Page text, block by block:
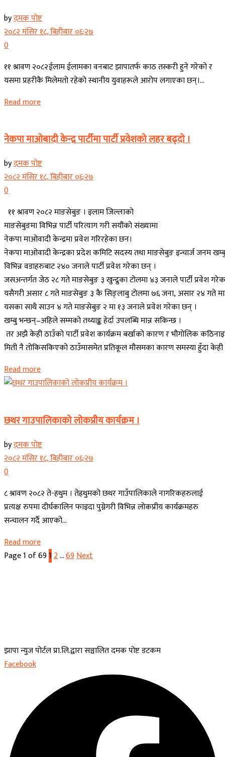
byदमक पोष्ट
२०८२ मंसिर १८, बिहीबार ०६:२७
0
११ श्रावण २०८२ईलाम ईलामका वनबाट झापातर्फ काठ तस्करी हुने गरेको र
यसमा प्रहरीकै मिलेमतो रहेको स्थानीय युवाहरूले आरोप लगाएका छन्।...
Read more
नेकपा माओबादी केन्द्र पार्टीमा पार्टी प्रवेशको लहर बढ्दो ।
byदमक पोष्ट
२०८२ मंसिर १८, बिहीबार ०६:२७
0
११ श्रावण २०८२ माङसेबुङ । इलाम जिल्लाको
माङसेबुङमा विभिन्न पार्टी परित्याग गरी सयौंको संख्यामा
नेकपा माओवादी केन्द्रमा प्रवेश गरिरहेका छन।
नेकपा माओवादी केन्द्रका प्रदेश कमिटि सदस्य तथा माङसेबुङ इन्चार्ज जनम
विभिन्न वडाहरुबाट २४० जनाले पार्टी प्रवेश गरेका छन् ।
जसअन्तर्गत जेठ २८ गते माङसेबुङ ३ खुन्द्रुका टोलमा ४३ जनाले पार्टी प्रवेश
यसैगरी असार ८ गते माङसेबुङ ३ कै सिङ्लाबु टोलमा ७६ जना, असार २४ गते
यसका साथै साउन ४ गते माङसेबुङ २ मा १३ जनाले प्रवेश गरेका छन् ।
खम्बु भन्छन्–अहिले सम्मको तथ्याङ्क हेर्दा उपलब्धि मान्न सकिन्छ ।
तर अझै केही ठाउँको पार्टी प्रवेश कार्यक्रम बर्खाको कारण र भौगोलिक
मिती नै तोकिसकिएको ठाउँमासमेत प्रतिकूल मौसमका कारण समस्या हुँदा
Read more
छथर गाउपालिकाको लोकप्रीय कार्यक्रम ।
byदमक पोष्ट
२०८२ मंसिर १८, बिहीबार ०६:२७
0
८ श्रावण २०८२ ते-हथुम । तेह्रथुमको छथर गाउँपालिकाले नागरिकहरुलाई
प्रत्यक्ष रुपमा दीर्घकालिन फाइदा पुग्नेगरी विभिन्न लोकप्रीय कार्यक्रमहरु
सन्चालन गर्दै आएको...
Read more
Page 1 of 6912…69Next
झापा न्युज पोर्टल प्रा.लि.द्वारा सञ्चालित दमक पोष्ट डटकम
Facebook